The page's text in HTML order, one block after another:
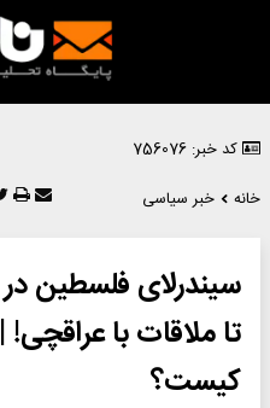
کد خبر: 756076
خانه
خبر سیاسی
سیندرلای فلسطین
تا ملاقات با
کیست؟